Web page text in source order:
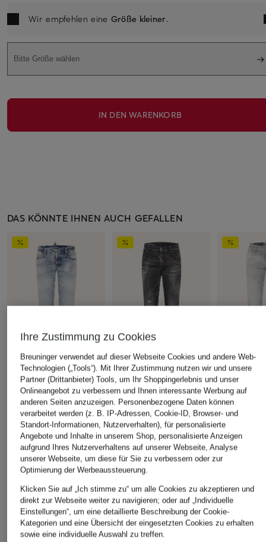
Wir empfehlen eine Größe kleiner.
Bitte Größe wählen
IN DEN WARENKORB
DAS KÖNNTE IHNEN AUCH GEFALLEN
DSQUARED2
Skinny Jeans
CHF 290
Ursprünglich:CHF 580
DSQUARED2
Cropped Jeans TEDDY
CHF 270
Ursprünglich:CHF 520
Skinny
CHF 270
Ursprünglich:
ÄHNLICHE ARTIKEL ENTDECKEN
Ihre Zustimmung zu Cookies
Breuninger verwendet auf dieser Webseite Cookies und andere Web-
Technologien („Tools“). Mit Ihrer Zustimmung nutzen wir und unsere
Partner (Drittanbieter) Tools, um Ihr Shoppingerlebnis und unser
Onlineangebot zu verbessern und Ihnen interessante Werbung auf
anderen Seiten anzuzeigen. Personenbezogene Daten können
verarbeitet werden (z. B. IP-Adressen, Cookie-ID, Browser- und
Standort-Informationen, Nutzerverhalten), für personalisierte
Angebote und Inhalte in unserem Shop, personalisierte Anzeigen
aufgrund Ihres Nutzerverhaltens auf unserer Webseite, Analyse
unserer Webseite, um diese für Sie zu verbessern oder zur
Optimierung der Werbeaussteuerung.
Klicken Sie auf „Ich stimme zu“ um alle Cookies zu akzeptieren und
direkt zur Webseite weiter zu navigieren; oder auf „Individuelle
Einstellungen“, um eine detaillierte Beschreibung der Cookie-
Kategorien und eine Übersicht der eingesetzten Cookies zu erhalten
sowie eine individuelle Auswahl zu treffen.